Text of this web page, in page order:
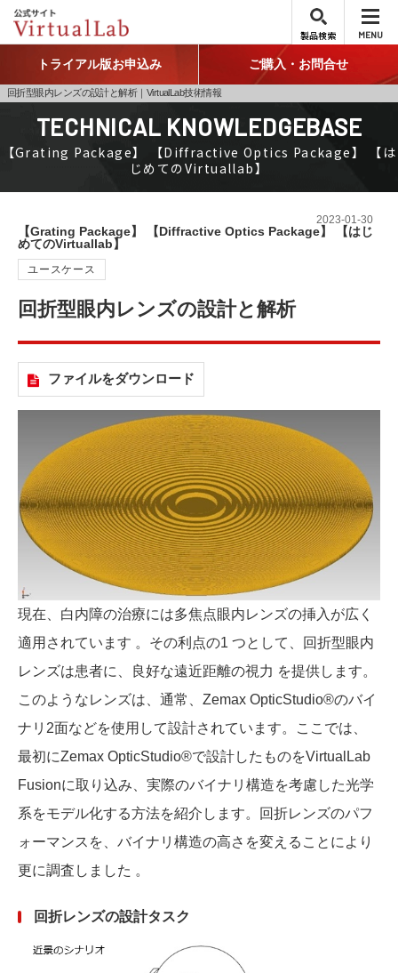
製品検索 MENU
トライアル版お申込み ご購入・お問合せ
回折型眼内レンズの設計と解析｜VirtualLab技術情報
TECHNICAL KNOWLEDGEBASE
【Grating Package】 【Diffractive Optics Package】 【は
じめてのVirtuallab】
2023-01-30
【Grating Package】 【Diffractive Optics Package】
【はじ
めてのVirtuallab】
ユースケース
回折型眼内レンズの設計と解析
ファイルをダウンロード
現在、白内障の治療には多焦点眼内レンズの挿入が広く
適用されています 。その利点の1 つとして、回折型眼内
レンズは患者に、良好な遠近距離の視力 を提供します。
このようなレンズは、通常、Zemax OpticStudio®のバイ
ナリ2面などを使用して設計されています。ここでは、
最初にZemax OpticStudio®で設計したものをVirtualLab
Fusionに取り込み、実際のバイナリ構造を考慮した光学
系をモデル化する方法を紹介します。回折レンズのパフ
ォーマンスを、バイナリ構造の高さを変えることにより
更に調査しました 。
回折レンズの設計タスク